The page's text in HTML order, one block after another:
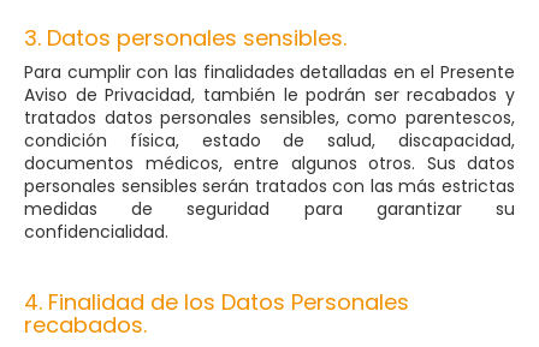
3. Datos personales sensibles.
Para cumplir con las finalidades detalladas en el Presente
Aviso de Privacidad, también le podrán ser recabados y
tratados datos personales sensibles, como parentescos,
condición física, estado de salud, discapacidad,
documentos médicos, entre algunos otros. Sus datos
personales sensibles serán tratados con las más estrictas
medidas de seguridad para garantizar su
confidencialidad.
4. Finalidad de los Datos Personales
recabados.